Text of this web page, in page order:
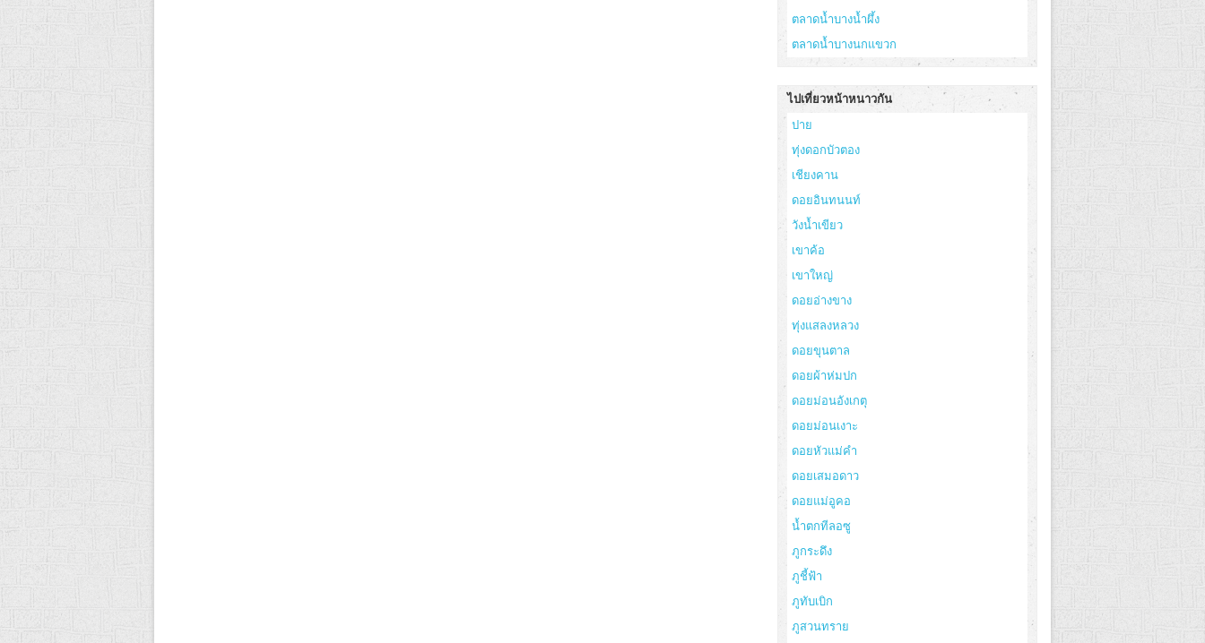
ตลาดน้ำบางน้ำผึ้ง
ตลาดน้ำบางนกแขวก
ไปเที่ยวหน้าหนาวกัน
ปาย
ทุ่งดอกบัวตอง
เชียงคาน
ดอยอินทนนท์
วังน้ำเขียว
เขาค้อ
เขาใหญ่
ดอยอ่างขาง
ทุ่งแสลงหลวง
ดอยขุนตาล
ดอยผ้าห่มปก
ดอยม่อนอังเกตุ
ดอยม่อนเงาะ
ดอยหัวแม่คำ
ดอยเสมอดาว
ดอยแม่อูคอ
น้ำตกทีลอซู
ภูกระดึง
ภูชี้ฟ้า
ภูทับเบิก
ภูสวนทราย